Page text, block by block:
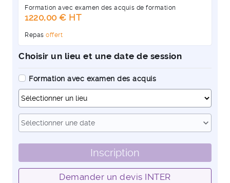
Formation avec examen des acquis de formation
1220,00 € HT
Repas offert
Choisir un lieu et une date de session
Formation avec examen des acquis
Sélectionner une date
expand_more
Inscription
Demander un devis INTER